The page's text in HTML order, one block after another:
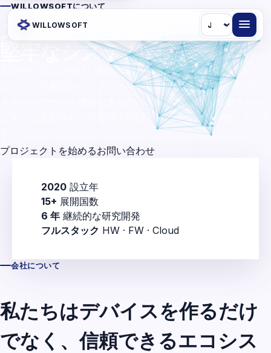
WILLOWSOFT
言
語
WILLOWSOFTについて
スマートな
堅牢なシステム。
2020年に設立された WillowSoft は、研究 R&D 発想のエンジ
ニアリング集団から、グローバル市場で実績を持つ IoT デバ
イスメーカーへと成長しました。2023年には技術輸出チャン
ピオンに選出され、現在15カ国以上でシステムが稼働していま
プロジェクトを始めるお問い合わせ
2020 設立年
15+ 展開国数
6 年 継続的な研究開発
フルスタック HW · FW · Cloud
会社について
私たちはデバイスを作るだけ
でなく、信頼できるエコシス